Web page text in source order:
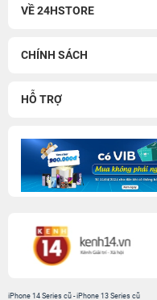
VỀ 24HSTORE
CHÍNH SÁCH
HỖ TRỢ
iPhone 14 Series cũ -iPhone 13 Series cũ